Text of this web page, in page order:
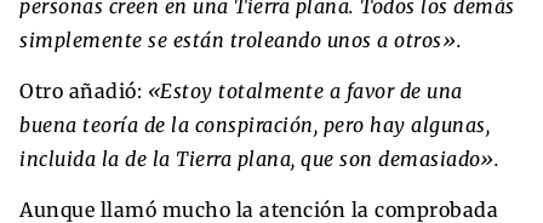
personas creen en una Tierra plana. Todos los demás
simplemente se están troleando unos a otros».
Otro añadió: «Estoy totalmente a favor de una
buena teoría de la conspiración, pero hay algunas,
incluida la de la Tierra plana, que son demasiado».
Aunque llamó mucho la atención la comprobada